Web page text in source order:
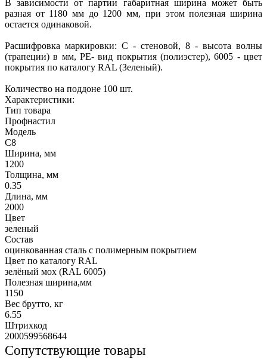
В зависимости от партии габаритная ширина может быть
разная от 1180 мм до 1200 мм, при этом полезная ширина
остается одинаковой.
Расшифровка маркировки: С - стеновой, 8 - высота волны
(трапеции) в мм, РЕ- вид покрытия (полиэстер), 6005 - цвет
покрытия по каталогу RAL (Зеленый).
Количество на поддоне 100 шт.
Характеристики:
Тип товара
Профнастил
Модель
С8
Ширина, мм
1200
Толщина, мм
0.35
Длина, мм
2000
Цвет
зеленый
Состав
оцинкованная сталь с полимерным покрытием
Цвет по каталогу RAL
зелёный мох (RAL 6005)
Полезная ширина,мм
1150
Вес брутто, кг
6.55
Штрихкод
2000599568644
Сопутствующие товары